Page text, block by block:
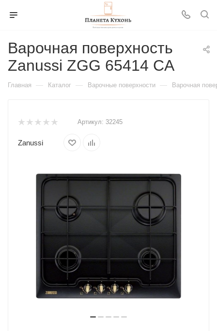
Варочная поверхность
Zanussi ZGG 65414 CA
Главная — Каталог — Варочные поверхности — Варочная
Артикул: 32245
Zanussi